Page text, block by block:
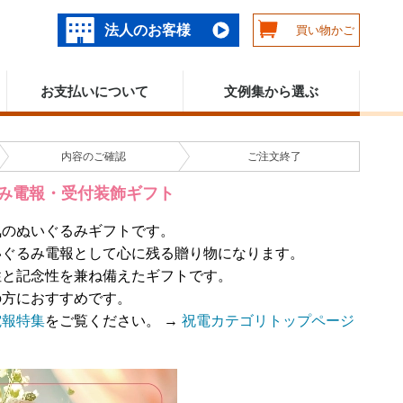
法人のお客様 買い物かご
お支払いについて 文例集から選ぶ
内容のご確認 ご注文終了
電報・受付装飾ギフト
ぬいぐるみギフトです。
るみ電報として心に残る贈り物になります。
記念性を兼ね備えたギフトです。
におすすめです。
特集をご覧ください。 → 祝電カテゴリトップページ